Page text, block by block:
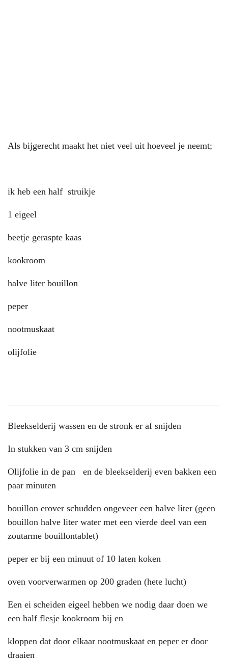
Als bijgerecht maakt het niet veel uit hoeveel je neemt;
ik heb een half struikje
1 eigeel
beetje geraspte kaas
kookroom
halve liter bouillon
peper
nootmuskaat
olijfolie
Bleekselderij wassen en de stronk er af snijden
In stukken van 3 cm snijden
Olijfolie in de pan en de bleekselderij even bakken een
paar minuten
bouillon erover schudden ongeveer een halve liter (geen
bouillon halve liter water met een vierde deel van een
zoutarme bouillontablet)
peper er bij een minuut of 10 laten koken
oven voorverwarmen op 200 graden (hete lucht)
Een ei scheiden eigeel hebben we nodig daar doen we
een half flesje kookroom bij en
kloppen dat door elkaar nootmuskaat en peper er door
draaien